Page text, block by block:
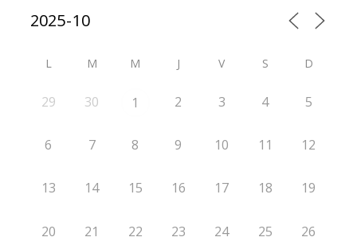
L M M J V S D
29 30 1 2 3 4 5
6 7 8 9 10 11 12
13 14 15 16 17 18 19
20 21 22 23 24 25 26